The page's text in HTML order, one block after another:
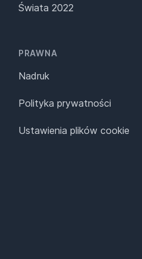
Świata 2022
PRAWNA
Nadruk
Polityka prywatności
Ustawienia plików cookie